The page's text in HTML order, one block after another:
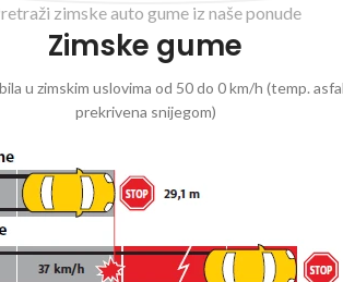
zimske auto gume iz naše ponude
Zimske gume
u zimskim uslovima od 50 do 0 km/h (temp.
prekrivena snijegom)